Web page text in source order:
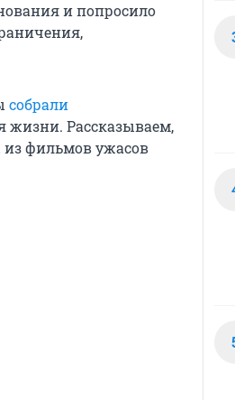
и попросило
собрали
жизни. Рассказываем,
из фильмов ужасов